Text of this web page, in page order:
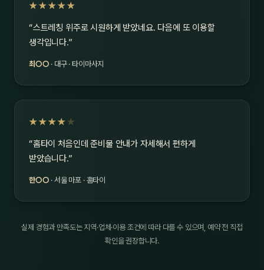
★★★★★
“스트레칭 위주로 시원하게 받았네요. 다음에 또 이용할
생각입니다.”
최○○ · 대구 · 타이마사지
★★★★ ★
“홈타이 처음인데 준비물 안내가 자세해서 편하게
받았습니다.”
한○○ · 서울 마포 · 홈타이
실제 경험과 만족도는 지역·업체·이용 조건에 따라 다를 수 있으며, 예약 전 직접
확인을 권장합니다.